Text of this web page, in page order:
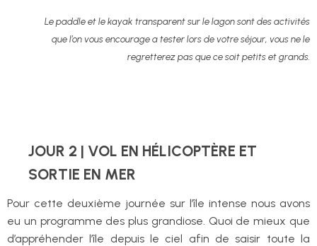
Le paddle et le kayak transparent sur le lagon sont des activités
que l’on vous encourage a tester lors de votre séjour, vous ne le
regretterez pas que ce soit petits et grands.
JOUR 2 | VOL EN HÉLICOPTÈRE ET
SORTIE EN MER
Pour cette deuxième journée sur l’île intense nous avons
eu un programme des plus grandiose. Quoi de mieux que
d’appréhender l’île depuis le ciel afin de saisir toute la